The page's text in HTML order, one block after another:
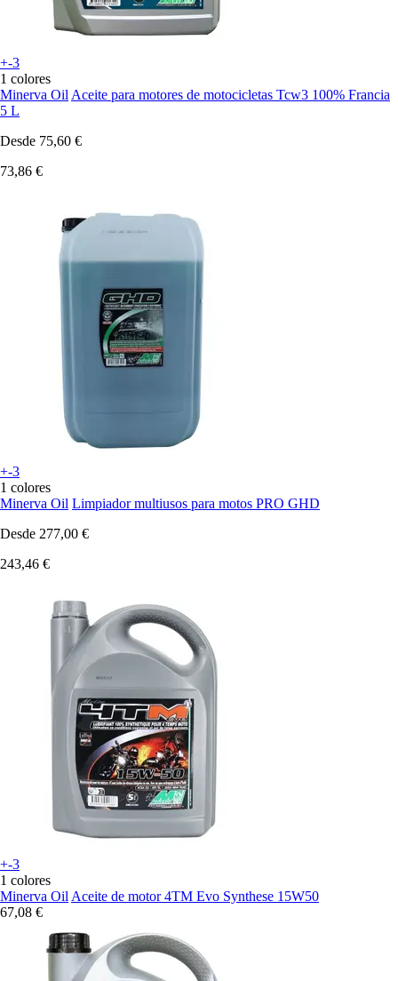
+-3
1 colores
Minerva Oil Aceite para motores de motocicletas Tcw3 100% Francia
5 L
Desde 75,60 €
73,86 €
+-3
1 colores
Minerva Oil Limpiador multiusos para motos PRO GHD
Desde 277,00 €
243,46 €
+-3
1 colores
Minerva Oil Aceite de motor 4TM Evo Synthese 15W50
67,08 €